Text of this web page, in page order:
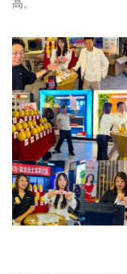
高。